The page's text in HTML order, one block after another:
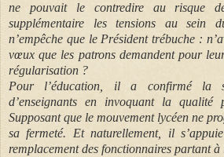
ne pouvait le contredire au risque
supplémentaire les tensions au sein
n’empêche que le Président trébuche :
vœux que les patrons demandent pour
régularisation ?
Pour l’éducation, il a confirmé la
d’enseignants en invoquant la
Supposant que le mouvement lycéen ne
sa fermeté. Et naturellement, il
remplacement des fonctionnaires partant à